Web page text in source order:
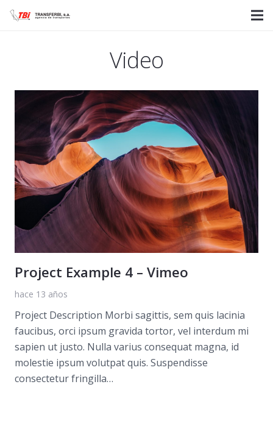
Video
Project Example 4 – Vimeo
hace 13 años
Project Description Morbi sagittis, sem quis lacinia
faucibus, orci ipsum gravida tortor, vel interdum mi
sapien ut justo. Nulla varius consequat magna, id
molestie ipsum volutpat quis. Suspendisse
consectetur fringilla…